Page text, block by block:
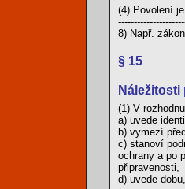
(4) Povolení
8) Např.
§ 15
(1) V
a) uvede
b) vymezí
c) stanoví
ochrany a po
připravenosti,
d) uvede